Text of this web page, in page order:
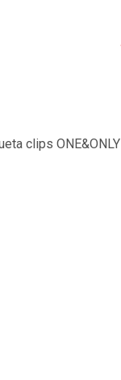
clips ONE&ONLY